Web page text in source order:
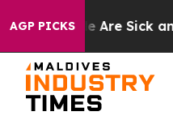
AGP PICKS
“People Are Sick and